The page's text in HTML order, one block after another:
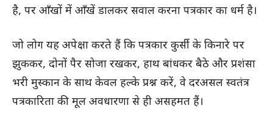
है, पर आँखों में आँखें डालकर सवाल करना पत्रकार का धर्म है।
जो लोग यह अपेक्षा करते हैं कि पत्रकार कुर्सी के किनारे पर
झुककर, दोनों पैर सोजा रखकर, हाथ बांधकर बैठे और प्रशंसा
भरी मुस्कान के साथ केवल हल्के प्रश्न करें, वे दरअसल स्वतंत्र
पत्रकारिता की मूल अवधारणा से ही असहमत हैं।